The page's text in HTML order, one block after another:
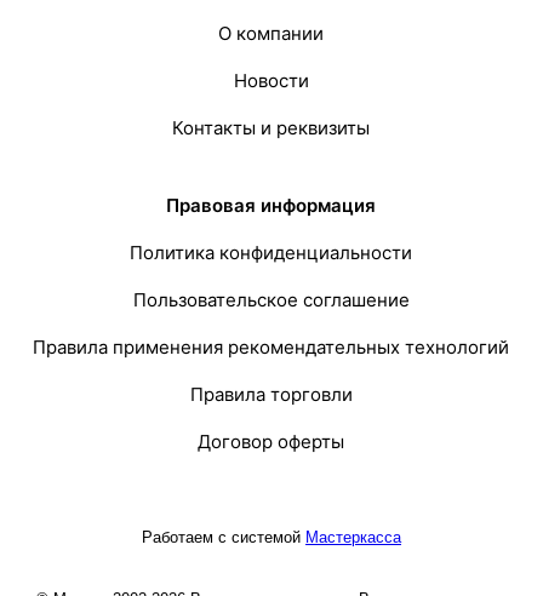
О компании
Новости
Контакты и реквизиты
Правовая информация
Политика конфиденциальности
Пользовательское соглашение
Правила применения рекомендательных технологий
Правила торговли
Договор оферты
Работаем с системой Мастеркасса